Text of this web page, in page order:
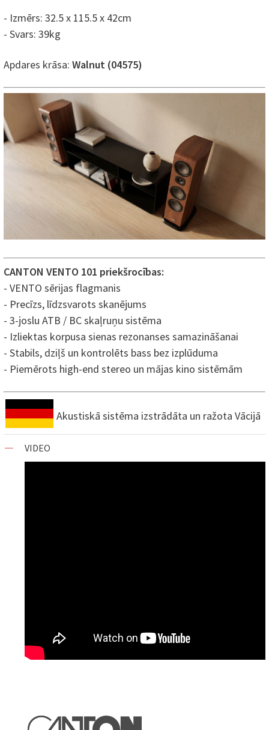
- Izmērs: 32.5 x 115.5 x 42cm
- Svars: 39kg
Apdares krāsa: Walnut (04575)
CANTON VENTO 101 priekšrocības:
- VENTO sērijas flagmanis
- Precīzs, līdzsvarots skanējums
- 3-joslu ATB / BC skaļruņu sistēma
- Izliektas korpusa sienas rezonanses samazināšanai
- Stabils, dziļš un kontrolēts bass bez izplūduma
- Piemērots high-end stereo un mājas kino sistēmām
Akustiskā sistēma izstrādāta un ražota Vācijā
VIDEO